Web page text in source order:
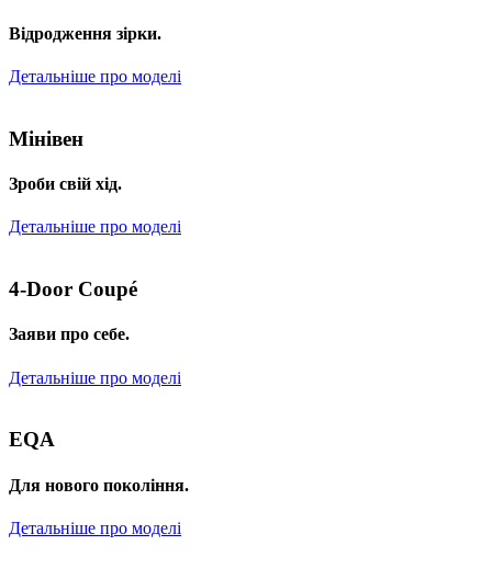
Відродження зірки.
Детальніше про моделі
Мінівен
Зроби свій хід.
Детальніше про моделі
4-Door Coupé
Заяви про себе.
Детальніше про моделі
EQA
Для нового покоління.
Детальніше про моделі